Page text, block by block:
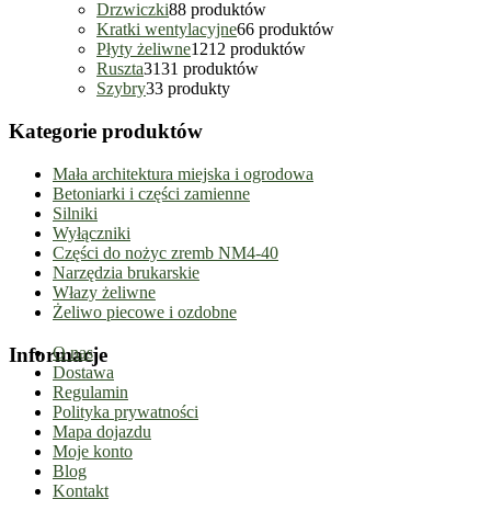
Drzwiczki88 produktów
Kratki wentylacyjne66 produktów
Płyty żeliwne1212 produktów
Ruszta3131 produktów
Szybry33 produkty
Kategorie produktów
Mała architektura miejska i ogrodowa
Betoniarki i części zamienne
Silniki
Wyłączniki
Części do nożyc zremb NM4-40
Narzędzia brukarskie
Włazy żeliwne
Żeliwo piecowe i ozdobne
Informacje
O nas
Dostawa
Regulamin
Polityka prywatności
Mapa dojazdu
Moje konto
Blog
Kontakt